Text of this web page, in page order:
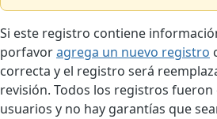
Si este registro contiene
porfavoragrega un nuevo registro
correcta y el registro será
revisión. Todos los registros
usuarios y no hay garantías que